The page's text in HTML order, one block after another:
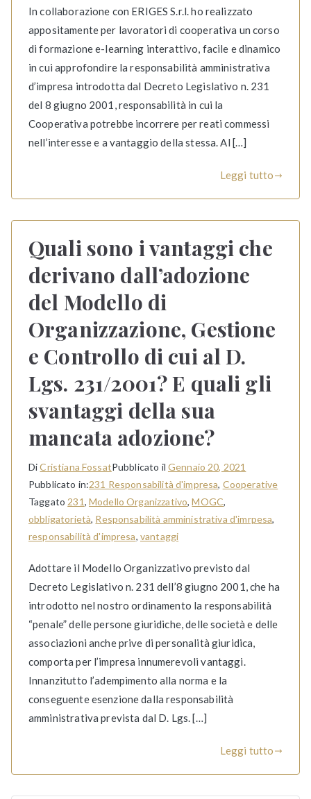
In collaborazione con ERIGES S.r.l. ho realizzato
appositamente per lavoratori di cooperativa un corso
di formazione e-learning interattivo, facile e dinamico
in cui approfondire la responsabilità amministrativa
d’impresa introdotta dal Decreto Legislativo n. 231
del 8 giugno 2001, responsabilità in cui la
Cooperativa potrebbe incorrere per reati commessi
nell’interesse e a vantaggio della stessa. Al […]
Leggi tutto
Quali sono i vantaggi che
derivano dall’adozione
del Modello di
Organizzazione, Gestione
e Controllo di cui al D.
Lgs. 231/2001? E quali gli
svantaggi della sua
mancata adozione?
DiCristiana FossatPubblicato il Gennaio 20, 2021
Pubblicato in:231 Responsabilità d'impresa, Cooperative
Taggato231, Modello Organizzativo,MOGC,
obbligatorietà, Responsabilità amministrativa d'imrpesa,
responsabilità d'impresa, vantaggi
Adottare il Modello Organizzativo previsto dal
Decreto Legislativo n. 231 dell’8 giugno 2001, che ha
introdotto nel nostro ordinamento la responsabilità
“penale” delle persone giuridiche, delle società e delle
associazioni anche prive di personalità giuridica,
comporta per l’impresa innumerevoli vantaggi.
Innanzitutto l’adempimento alla norma e la
conseguente esenzione dalla responsabilità
amministrativa prevista dal D. Lgs. […]
Leggi tutto